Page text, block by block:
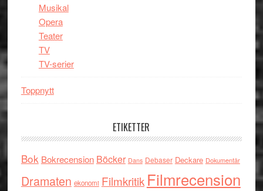
Musikal
Opera
Teater
TV
TV-serier
Toppnytt
ETIKETTER
Bok Bokrecension Böcker Dans Debaser Deckare Dokumentär
Dramaten ekonomi Filmkritik Filmrecension